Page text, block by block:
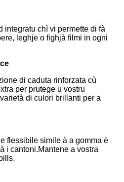
integratu chì vi permette di fà
leghje o fighjà filmi in ogni
di caduta rinforzata cù
per prutege u vostru
di culori brillanti per a
flessibile simile à a gomma è
i cantoni.Mantene a vostra